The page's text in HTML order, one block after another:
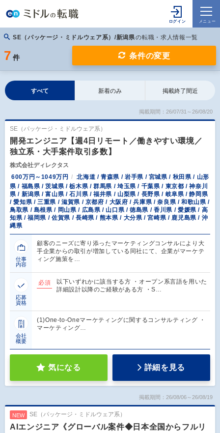
SE（パッケージ・ミドルウェア系）/新潟県の転職・求人情報一覧
7 件 条件の変更
すべて 新着のみ 掲載終了間近
掲載期間：26/07/31～26/08/20
SE（パッケージ・ミドルウェア系）
開発エンジニア【週4日リモート／働きやすい環境／
独立系・大手案件取引多数】
株式会社ディレクタス
600万円～1049万円
北海道 / 青森県 / 岩手県 / 宮城県 / 秋田県 / 山形
県 / 福島県 / 茨城県 / 栃木県 / 群馬県 / 埼玉県 / 千葉県 / 東京都 / 神奈川
県 / 新潟県 / 富山県 / 石川県 / 福井県 / 山梨県 / 長野県 / 岐阜県 / 静岡県
/ 愛知県 / 三重県 / 滋賀県 / 京都府 / 大阪府 / 兵庫県 / 奈良県 / 和歌山県 /
鳥取県 / 島根県 / 岡山県 / 広島県 / 山口県 / 徳島県 / 香川県 / 愛媛県 / 高
知県 / 福岡県 / 佐賀県 / 長崎県 / 熊本県 / 大分県 / 宮崎県 / 鹿児島県 / 沖
縄県
仕事
内容
顧客のニーズに寄り添ったマーケティングコンサルにより大
手企業からの取引が増加している同社にて、企業がマーケテ
ィング施策を…
応募
資格
必須
以下いずれかに該当する方 ・オープン系言語を用いた
詳細設計以降のご経験がある方 ・S…
会社
概要
(1)One-to-Oneマーケティングに関するコンサルティング ・
マーケティング…
気になる 詳細を見る
掲載期間：26/08/06～26/08/19
NEW SE（パッケージ・ミドルウェア系）
AIエンジニア《グローバル案件◆日本全国からフルリ